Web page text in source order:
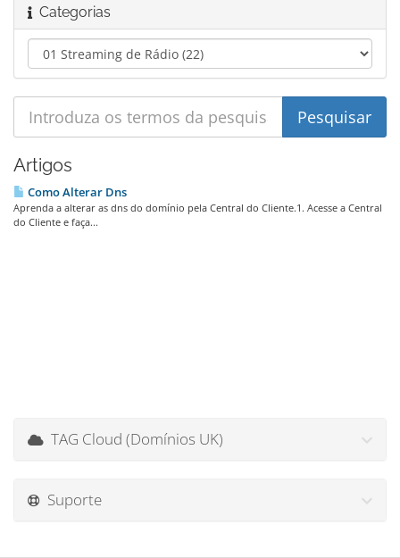
Categorias
Artigos
Como Alterar Dns
Aprenda a alterar as dns do domínio pela Central do Cliente.1. Acesse a Central
do Cliente e faça...
TAG Cloud (Domínios UK)
Suporte